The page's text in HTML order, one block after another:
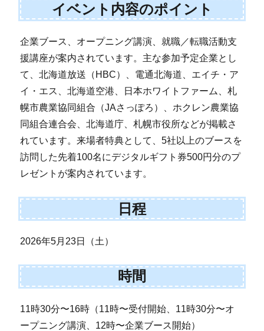
イベント内容のポイント
企業ブース、オープニング講演、就職／転職活動支
援講座が案内されています。主な参加予定企業とし
て、北海道放送（HBC）、電通北海道、エイチ・ア
イ・エス、北海道空港、日本ホワイトファーム、札
幌市農業協同組合（JAさっぽろ）、ホクレン農業協
同組合連合会、北海道庁、札幌市役所などが掲載さ
れています。来場者特典として、5社以上のブースを
訪問した先着100名にデジタルギフト券500円分のプ
レゼントが案内されています。
日程
2026年5月23日（土）
時間
11時30分〜16時（11時〜受付開始、11時30分〜オ
ープニング講演、12時〜企業ブース開始）